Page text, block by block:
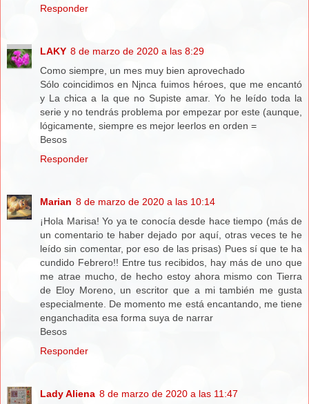
Responder
LAKY 8 de marzo de 2020 a las 8:29
Como siempre, un mes muy bien aprovechado
Sólo coincidimos en Njnca fuimos héroes, que me encantó
y La chica a la que no Supiste amar. Yo he leído toda la
serie y no tendrás problema por empezar por este (aunque,
lógicamente, siempre es mejor leerlos en orden =
Besos
Responder
Marian 8 de marzo de 2020 a las 10:14
¡Hola Marisa! Yo ya te conocía desde hace tiempo (más de
un comentario te haber dejado por aquí, otras veces te he
leído sin comentar, por eso de las prisas) Pues sí que te ha
cundido Febrero!! Entre tus recibidos, hay más de uno que
me atrae mucho, de hecho estoy ahora mismo con Tierra
de Eloy Moreno, un escritor que a mi también me gusta
especialmente. De momento me está encantando, me tiene
enganchadita esa forma suya de narrar
Besos
Responder
Lady Aliena 8 de marzo de 2020 a las 11:47